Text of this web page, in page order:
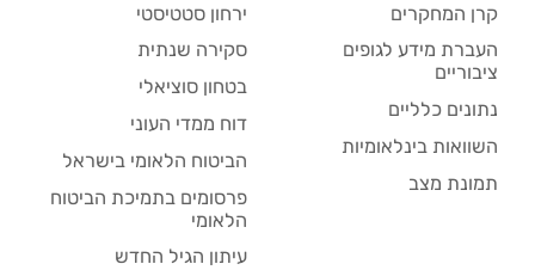
קרן המחקרים
העברת מידע לגופים
ציבוריים
נתונים כלליים
השוואות בינלאומיות
תמונת מצב
ירחון סטטיסטי
סקירה שנתית
בטחון סוציאלי
דוח ממדי העוני
הביטוח הלאומי בישראל
פרסומים בתמיכת הביטוח
הלאומי
עיתון הגיל החדש